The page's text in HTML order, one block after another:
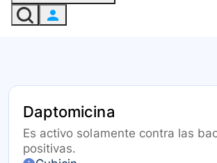
Daptomicina
Es activo solamente contra las
positivas.